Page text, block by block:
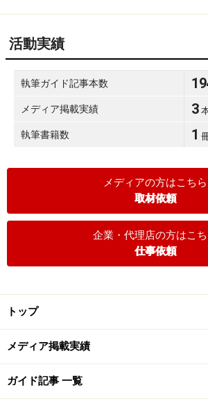
活動実績
執筆ガイド記事本数
メディア掲載実績 3
執筆書籍数 1
メディアの方はこちら
取材依頼
企業・代理店の方はこ
仕事依頼
トップ
メディア掲載実績
ガイド記事 一覧